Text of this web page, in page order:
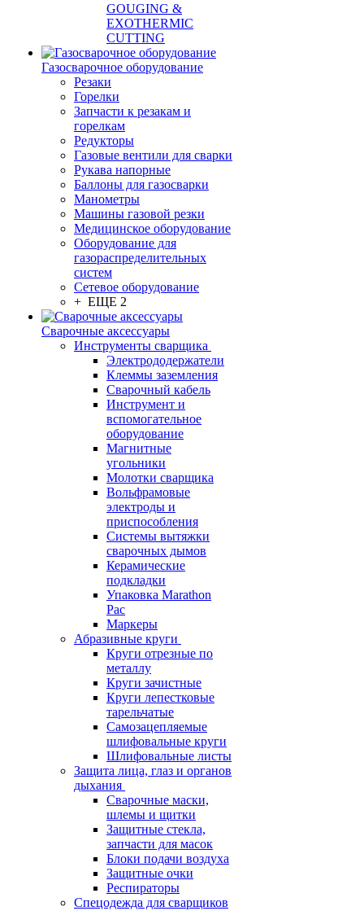
GOUGING &
EXOTHERMIC
CUTTING
Газосварочное оборудование
Резаки
Горелки
Запчасти к резакам и
горелкам
Редукторы
Газовые вентили для сварки
Рукава напорные
Баллоны для газосварки
Манометры
Машины газовой резки
Медицинское оборудование
Оборудование для
газораспределительных
систем
Сетевое оборудование
+ ЕЩЕ 2
Сварочные аксессуары
Инструменты сварщика
Электрододержатели
Клеммы заземления
Сварочный кабель
Инструмент и
вспомогательное
оборудование
Магнитные
угольники
Молотки сварщика
Вольфрамовые
электроды и
приспособления
Системы вытяжки
сварочных дымов
Керамические
подкладки
Упаковка Marathon
Pac
Маркеры
Абразивные круги
Круги отрезные по
металлу
Круги зачистные
Круги лепестковые
тарельчатые
Самозацепляемые
шлифовальные круги
Шлифовальные листы
Защита лица, глаз и органов
дыхания
Сварочные маски,
шлемы и щитки
Защитные стекла,
запчасти для масок
Блоки подачи воздуха
Защитные очки
Респираторы
Спецодежда для сварщиков